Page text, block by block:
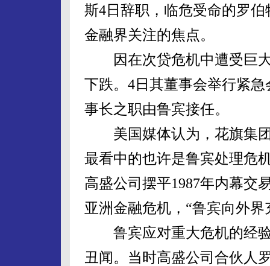
斯4日辞职，临危受命的罗
金融界关注的焦点。
因在次贷危机中遭受巨大
下跌。4日其董事会举行紧
事长之职由鲁宾接任。
美国媒体认为，花旗集团
最看中的也许是鲁宾处理危
高盛公司摆平1987年内幕交
亚洲金融危机，“鲁宾向外
鲁宾应对重大危机的经验
丑闻。当时高盛公司合伙人